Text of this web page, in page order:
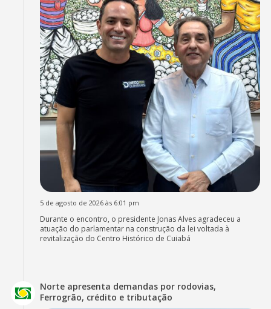
5 de agosto de 2026 às 6:01 pm
Durante o encontro, o presidente Jonas Alves agradeceu a
atuação do parlamentar na construção da lei voltada à
revitalização do Centro Histórico de Cuiabá
Norte apresenta demandas por rodovias,
Ferrogrão, crédito e tributação